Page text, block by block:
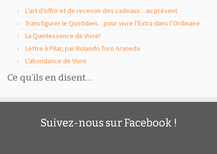
L’art d’offrir et de recevoir des cadeaux…au présent
Transfigurer le Quotidien…pour vivre l’Extra dans l’Ordinaire
La Quintessence de Vivre!
Lettre à Pilar, par Rolando Toro Araneda
L’abondance de Vivre
Ce qu’ils en disent…
Suivez-nous sur Facebook !